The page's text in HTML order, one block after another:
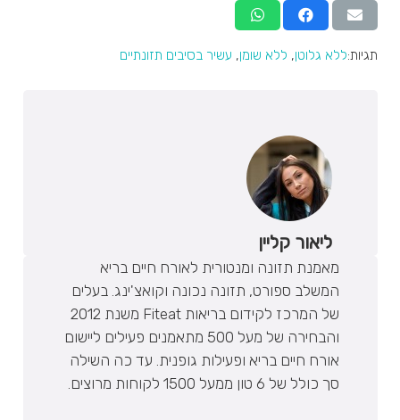
תגיות:ללא גלוטן, ללא שומן, עשיר בסיבים תזונתיים
ליאור קליין
מאמנת תזונה ומנטורית לאורח חיים בריא
המשלב ספורט, תזונה נכונה וקואצ'ינג. בעלים
של המרכז לקידום בריאות Fiteat משנת 2012
והבחירה של מעל 500 מתאמנים פעילים ליישום
אורח חיים בריא ופעילות גופנית. עד כה השילה
סך כולל של 6 טון ממעל 1500 לקוחות מרוצים.